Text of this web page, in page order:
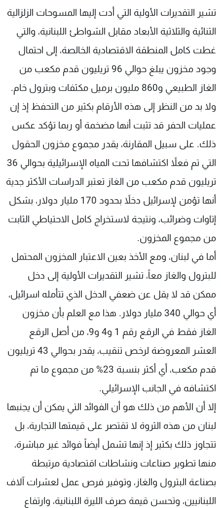
تشير التقديرات الأولية التي أدت إليها المسوحات الزلزالية
الثنائية والثلاثية الأبعاد مقابل الشواطئ اللبنانية، والتي
غطت كامل المنطقة الاقتصادية الخالصة، إلى احتمال
وجود مخزون يبلغ حوالي 96 تريليون قدم مكعب من
الغاز الطبيعي و860 مليون برميل مكثفات وبترول خام.
ولا بد من النظر إلى هذه الأرقام بكثير من التحفظ إذ إن
عمليات الحفر قد تثبت أنها مضخمة أو ربما تؤكد عكس
ذلك. على سبيل المقارنة، يقدر مجموع مخزون الحقول
التي تم فعلاً اكتشافها تحت المياه الإسرائيلية بحوالي 36
تريليون قدم مكعب من الغاز تعتبر الدراسات الأكثر جدية
أنها تؤمن لإسرائيل دخلاً بحدود 170 مليار دولار، بشكل
إتاوات وضرائب، ونتيجة لاستخراج كامل الاحتياطي الثابت
من مجموع المخزون.
أما في لبنان، ومع الأخذ بعين الاعتبار المخزون المحتمل
للبترول والغاز معاً، تشير التقديرات الأولية إلى دخل
ممكن قد لا يقل عن ضعفي الدخل الذي تتأمله اسرائيل،
أي حوالي 340 مليار دولار. هذا مع العلم بأن مخزون
الغاز فقط في الرقع رقم 1 و4 و9، من أصل الرقع
العشر المعروضة لرخص تنقيب، يقدر بحوالي 43 تريليون
قدم مكعب، أي أكثر بنسبة 23% من مجموع ما تم
اكتشافه في الجانب الإسرائيلي.
إلا أن الأهم من ذلك هو أن الفوائد التي يمكن أن يجنبها
لبنان من هذه الثروة لا تقتصر على قيمتها التجارية، بل
تتجاوز ذلك بكثير إذ إنها تشمل أيضاً فوائد غير مباشرة،
منها تطوير صناعات ونشاطات اقتصادية مرتبطة
بصناعة البترول والغاز، وتوفير فرص عمل لعشرات آلاف
اللبنانيين، وتحسن قيمة صرف الليرة اللبنانية، وارتفاع